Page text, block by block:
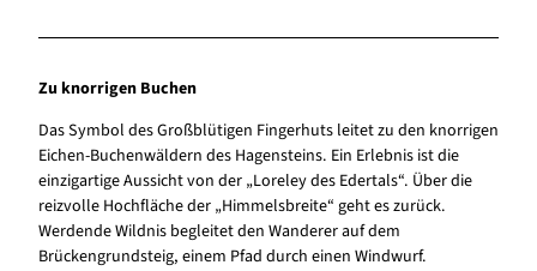
Zu knorrigen Buchen
Das Symbol des Großblütigen Fingerhuts leitet zu den knorrigen
Eichen-Buchenwäldern des Hagensteins. Ein Erlebnis ist die
einzigartige Aussicht von der „Loreley des Edertals“. Über die
reizvolle Hochfläche der „Himmelsbreite“ geht es zurück.
Werdende Wildnis begleitet den Wanderer auf dem
Brückengrundsteig, einem Pfad durch einen Windwurf.